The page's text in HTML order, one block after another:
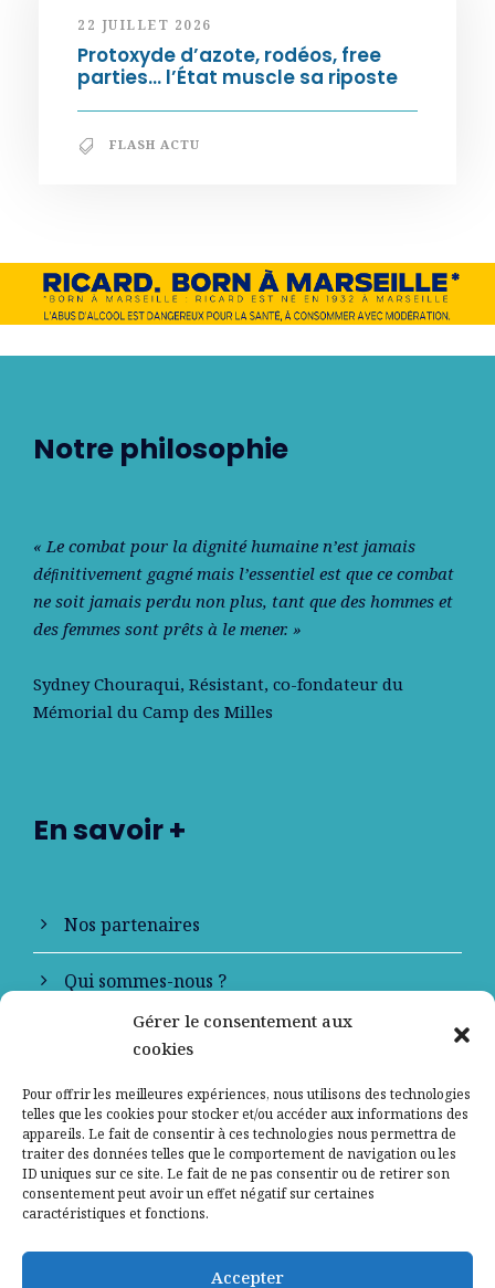
Gérer le consentement aux
cookies
Pour offrir les meilleures expériences, nous utilisons des technologies
telles que les cookies pour stocker et/ou accéder aux informations des
appareils. Le fait de consentir à ces technologies nous permettra de
traiter des données telles que le comportement de navigation ou les
ID uniques sur ce site. Le fait de ne pas consentir ou de retirer son
consentement peut avoir un effet négatif sur certaines
caractéristiques et fonctions.
Accepter
22 JUILLET 2026
Protoxyde d’azote, rodéos, free
parties… l’État muscle sa riposte
FLASH ACTU
Notre philosophie
« Le combat pour la dignité humaine n’est jamais
déﬁnitivement gagné mais l’essentiel est que ce combat
ne soit jamais perdu non plus, tant que des hommes et
des femmes sont prêts à le mener. »
Sydney Chouraqui, Résistant, co-fondateur du
Mémorial du Camp des Milles
En savoir +
Nos partenaires
Qui sommes-nous ?
Contactez-nous
Mentions légales
Politique de confidentialité